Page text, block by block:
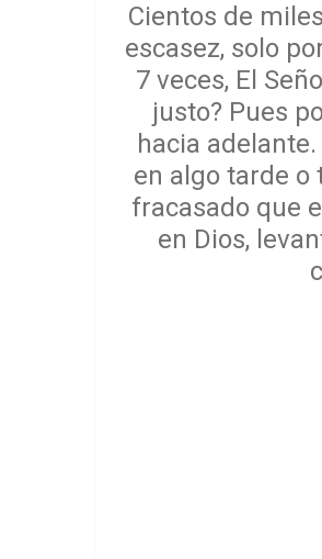
Cientos de
escasez, solo
7 veces, El
justo? Pues
hacia
en algo tarde o
fracasado que
en Dios,